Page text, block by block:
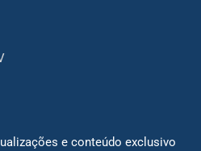
e conteúdo exclusivo